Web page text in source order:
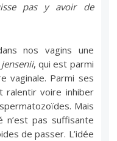
pas y avoir de
nos vagins une
, qui est parmi
vaginale. Parmi ses
ralentir voire inhiber
Mais
pas suffisante
de passer. L’idée